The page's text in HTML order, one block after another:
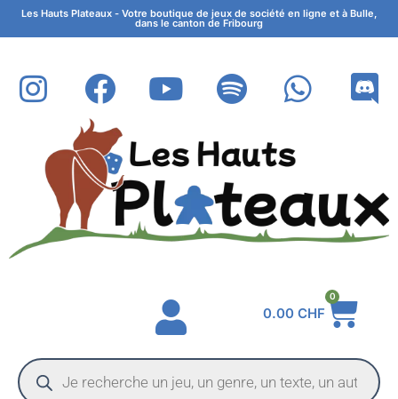
Les Hauts Plateaux - Votre boutique de jeux de société en ligne et à Bulle,
dans le canton de Fribourg
0.00 CHF
0